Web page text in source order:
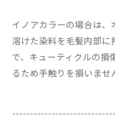
イノアカラーの場合は
溶けた染料を毛髪内部に
で、キューティクルの損
るため手触りを損いませ